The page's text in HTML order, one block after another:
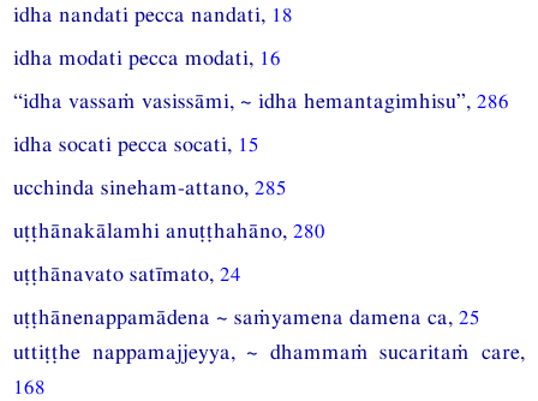
idha nandati pecca nandati, 18
idha modati pecca modati, 16
“idha vassaṁ vasissāmi, ~ idha hemantagimhisu”,286
idha socati pecca socati, 15
ucchinda sineham-attano,285
uṭṭhānakālamhi anuṭṭhahāno,280
uṭṭhānavato satīmato,24
uṭṭhānenappamādena ~ saṁyamena damena ca,25
uttiṭṭhe nappamajjeyya, ~ dhammaṁ sucaritaṁ care,
168